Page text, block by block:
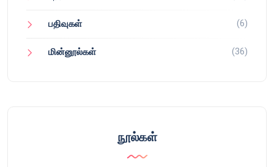
பதிவுகள் (6)
மின்னூல்கள் (36)
நூல்கள்